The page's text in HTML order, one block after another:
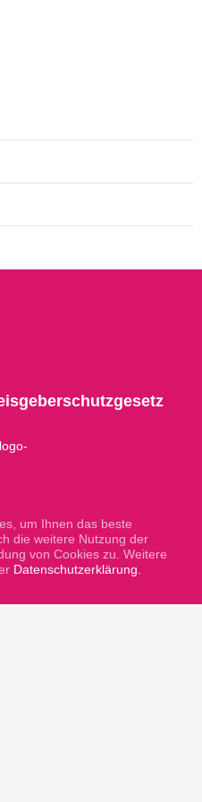
um Ihnen das beste
die weitere Nutzung der
von Cookies zu. Weitere
Datenschutzerklärung.